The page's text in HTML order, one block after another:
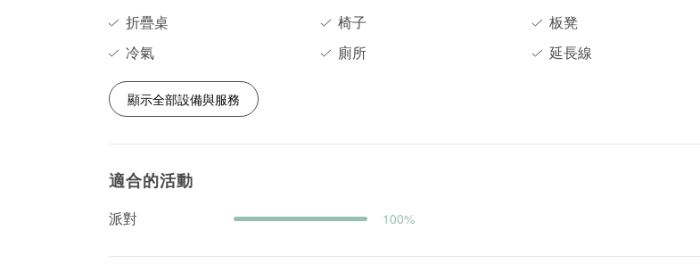
折疊桌 椅子
板凳
冷氣
廁所 延長線
顯示全部設備與服務
適合的活動
派對 100%